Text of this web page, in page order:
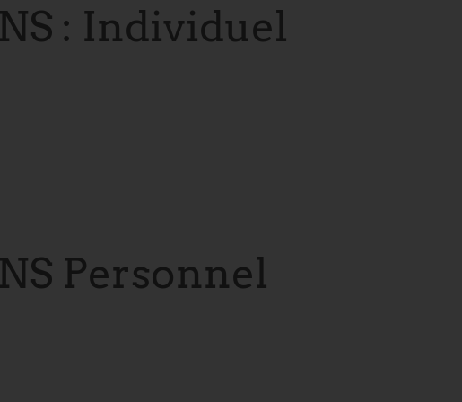
: Individuel
Personnel